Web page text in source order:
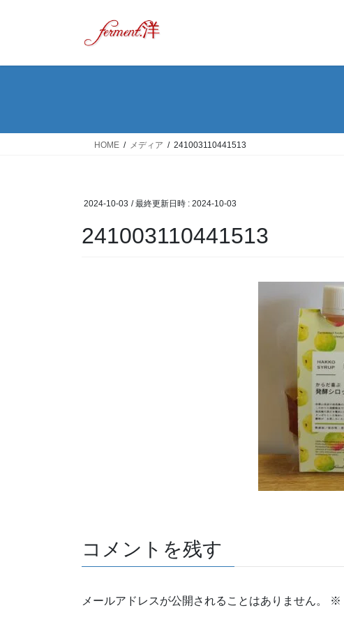
HOME メディア 241003110441513
2024-10-03 / 最終更新日時 : 2024-10-03
241003110441513
コメントを残す
メールアドレスが公開されることはありません。 ※